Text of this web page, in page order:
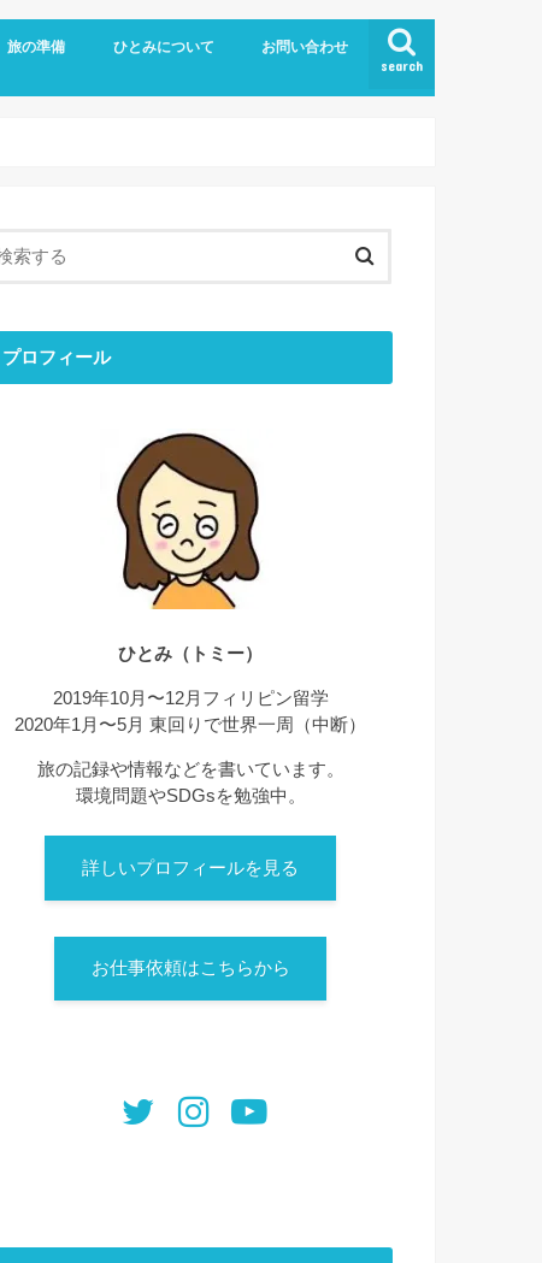
search
旅の準備
旅の持ち物
留学
お金のはなし
ひとみについて
ブログについて
ひとりごと
ひとみの「おすすめ」
最近のできごと
目標と結果
コミュニケーション
ミニマリスト
エシカル
お問い合わせ
プロフィール
ひとみ（トミー）
2019年10月〜12月フィリピン留学
2020年1月〜5月 東回りで世界一周（中断）
旅の記録や情報などを書いています。
環境問題やSDGsを勉強中。
詳しいプロフィールを見る
お仕事依頼はこちらから